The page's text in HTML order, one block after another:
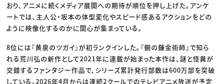
おり、アニメに続くメディア展開への期待が順位を押し上げた。アンケ
ートでは、主人公・坂本の体型変化やスピード感あるアクションをどの
ように映像化するのかに関心が集まっている。
8位には『黄泉のツガイ』が初ランクインした。『鋼の錬金術師』で知ら
れる荒川弘の新作として2021年に連載が始まった本作は、謎と怪異が
交錯するファンタジー作品で、シリーズ累計発行部数は600万部を突破
している。2026年4月からは連続2クールでのテレビアニメ放送が予定